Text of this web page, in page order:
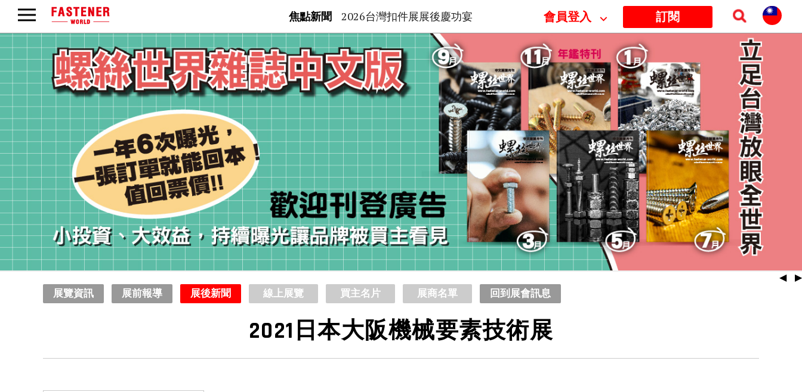
焦點新聞 2026台灣扣件展展後慶功宴 會員登入 ⌵ 訂閱
◀ ▶
展覽資訊 展前報導 展後新聞 線上展覽 買主名片 展商名單 回到展會訊息
2021日本大阪機械要素技術展